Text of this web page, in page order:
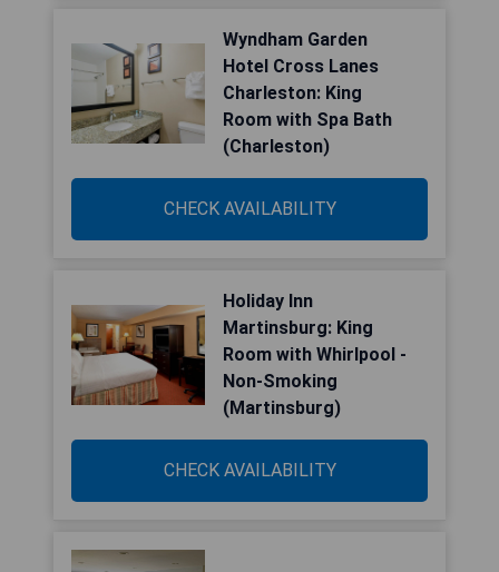
Wyndham Garden
Hotel Cross Lanes
Charleston: King
Room with Spa Bath
(Charleston)
CHECK AVAILABILITY
Holiday Inn
Martinsburg: King
Room with Whirlpool -
Non-Smoking
(Martinsburg)
CHECK AVAILABILITY